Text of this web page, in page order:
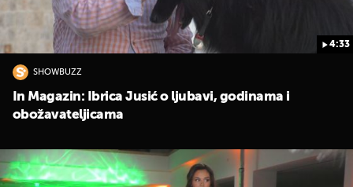
4:33
SHOWBUZZ
In Magazin: Ibrica Jusić o ljubavi, godinama i
obožavateljicama